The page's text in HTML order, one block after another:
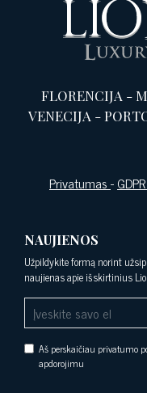
FLORENCIJA -
VENECIJA -
Privatumas-
NAUJIENOS
Užpildykite formą norint
naujienas apie išskirtinius
Aš perskaičiau privatumo
apdorojimu